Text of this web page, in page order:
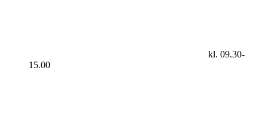
kl. 09.30-
15.00